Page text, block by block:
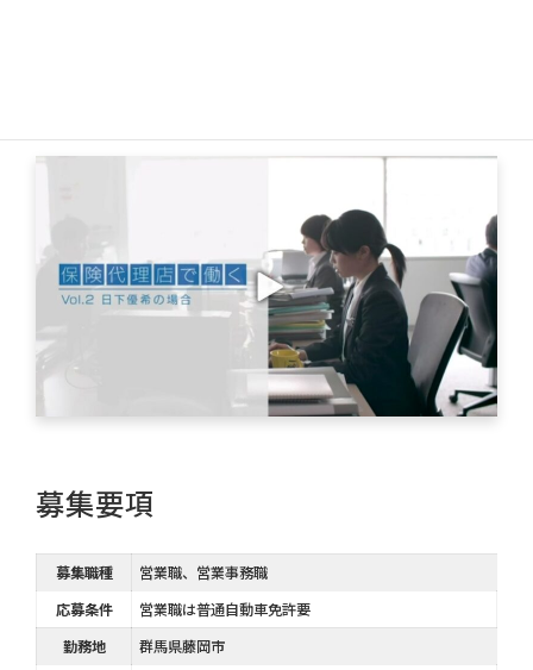
募集要項
募集職種
営業職、営業事務職
応募条件
営業職は普通自動車免許要
勤務地
群馬県藤岡市